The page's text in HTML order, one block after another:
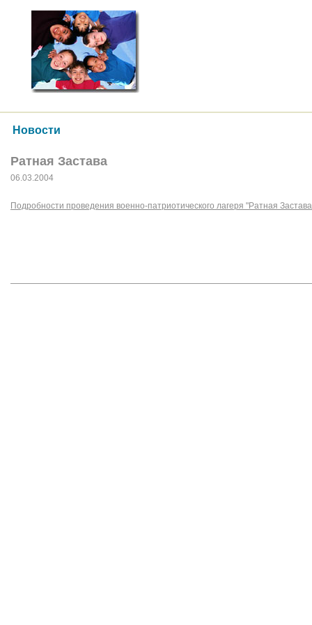
Новости
Ратная Застава
06.03.2004
Подробности проведения военно-патриотического лагеря "Ратная